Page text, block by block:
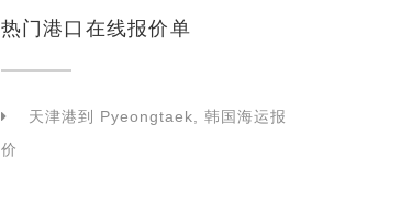
热门港口在线报价单
天津港到 Pyeongtaek, 韩国海运报
价